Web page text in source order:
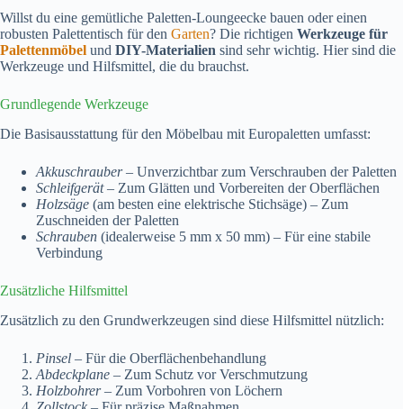
Willst du eine gemütliche Paletten-Loungeecke bauen oder einen
robusten Palettentisch für den Garten? Die richtigen Werkzeuge für
Palettenmöbel und DIY-Materialien sind sehr wichtig. Hier sind die
Werkzeuge und Hilfsmittel, die du brauchst.
Grundlegende Werkzeuge
Die Basisausstattung für den Möbelbau mit Europaletten umfasst:
Akkuschrauber– Unverzichtbar zum Verschrauben der Paletten
Schleifgerät– Zum Glätten und Vorbereiten der Oberflächen
Holzsäge (am besten eine elektrische Stichsäge) – Zum
Zuschneiden der Paletten
Schrauben (idealerweise 5 mm x 50 mm) – Für eine stabile
Verbindung
Zusätzliche Hilfsmittel
Zusätzlich zu den Grundwerkzeugen sind diese Hilfsmittel nützlich:
Pinsel – Für die Oberflächenbehandlung
Abdeckplane – Zum Schutz vor Verschmutzung
Holzbohrer– Zum Vorbohren von Löchern